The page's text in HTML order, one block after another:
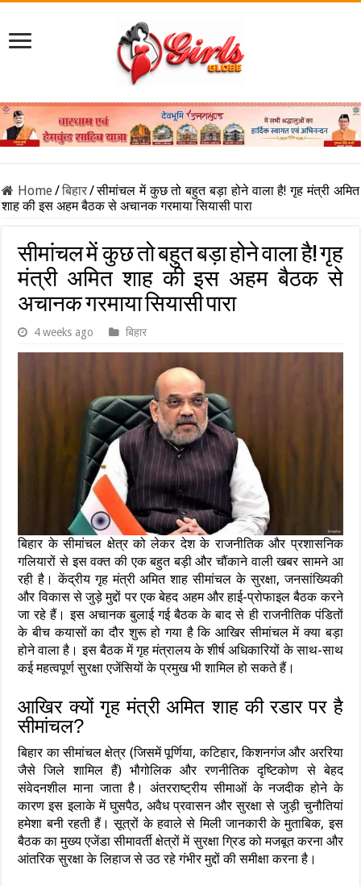
Home/बिहार/सीमांचल में कुछ तो बहुत बड़ा होने वाला है! गृह मंत्री अमित
शाह की इस अहम बैठक से अचानक गरमाया सियासी पारा
सीमांचल में कुछ तो बहुत बड़ा होने वाला है! गृह
मंत्री अमित शाह की इस अहम बैठक से
अचानक गरमाया सियासी पारा
4 weeks ago बिहार
बिहार के सीमांचल क्षेत्र को लेकर देश के राजनीतिक और प्रशासनिक
गलियारों से इस वक्त की एक बहुत बड़ी और चौंकाने वाली खबर सामने आ
रही है। केंद्रीय गृह मंत्री अमित शाह सीमांचल के सुरक्षा, जनसांख्यिकी
और विकास से जुड़े मुद्दों पर एक बेहद अहम और हाई-प्रोफाइल बैठक करने
जा रहे हैं। इस अचानक बुलाई गई बैठक के बाद से ही राजनीतिक पंडितों
के बीच कयासों का दौर शुरू हो गया है कि आखिर सीमांचल में क्या बड़ा
होने वाला है। इस बैठक में गृह मंत्रालय के शीर्ष अधिकारियों के साथ-साथ
कई महत्वपूर्ण सुरक्षा एजेंसियों के प्रमुख भी शामिल हो सकते हैं।
आखिर क्यों गृह मंत्री अमित शाह की रडार पर है
सीमांचल?
बिहार का सीमांचल क्षेत्र (जिसमें पूर्णिया, कटिहार, किशनगंज और अररिया
जैसे जिले शामिल हैं) भौगोलिक और रणनीतिक दृष्टिकोण से बेहद
संवेदनशील माना जाता है। अंतरराष्ट्रीय सीमाओं के नजदीक होने के
कारण इस इलाके में घुसपैठ, अवैध प्रवासन और सुरक्षा से जुड़ी चुनौतियां
हमेशा बनी रहती हैं। सूत्रों के हवाले से मिली जानकारी के मुताबिक, इस
बैठक का मुख्य एजेंडा सीमावर्ती क्षेत्रों में सुरक्षा ग्रिड को मजबूत करना और
आंतरिक सुरक्षा के लिहाज से उठ रहे गंभीर मुद्दों की समीक्षा करना है।